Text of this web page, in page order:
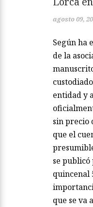
agosto 09,
Según ha
de la
entidad y
sin precio
que el
se
quincenal
que se va